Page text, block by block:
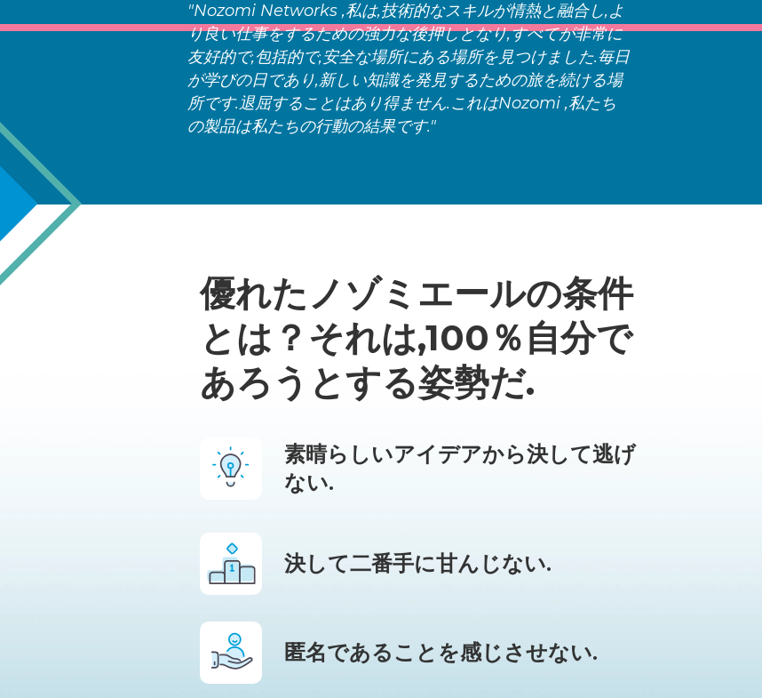
"Nozomi Networks ,私は,技術的なスキルが情熱と融合し,よ
り良い仕事をするための強力な後押しとなり,すべてが非常に
友好的で,包括的で,安全な場所にある場所を見つけました.毎日
が学びの日であり,新しい知識を発見するための旅を続ける場
所です.退屈することはあり得ません.これはNozomi ,私たち
の製品は私たちの行動の結果です."
優れたノゾミエールの条件
とは？それは,100％自分で
あろうとする姿勢だ.
素晴らしいアイデアから決して逃げ
ない.
決して二番手に甘んじない.
匿名であることを感じさせない.